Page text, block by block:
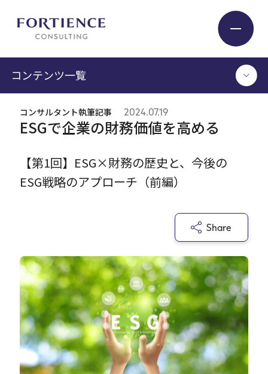
Insight
Company
Careers
News
コンテンツ一覧
TOP
セミナー / イベント
セミナーアーカイブ
調査 / レポート
ログイン
ESGで企業の財務価値を高める
【第1回】ESG×財務の歴史と、今後の
ESG戦略のアプローチ（前編）
コンサルタント執筆記事 2024.07.19
Share